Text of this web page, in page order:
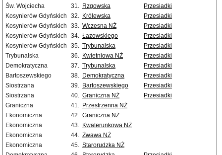
Św. Wojciecha
31. Rzgowska
Przesiadki
Kosynierów Gdyńskich
32. Królewska
Przesiadki
Kosynierów Gdyńskich
33. Wczesna NŻ
Przesiadki
Kosynierów Gdyńskich
34. Łazowskiego
Przesiadki
Kosynierów Gdyńskich
35. Trybunalska
Przesiadki
Trybunalska
36. Kwietniowa NŻ
Przesiadki
Demokratyczna
37. Trybunalska
Przesiadki
Bartoszewskiego
38. Demokratyczna
Przesiadki
Siostrzana
39. Bartoszewskiego
Przesiadki
Siostrzana
40. Graniczna NŻ
Przesiadki
Graniczna
41. Przestrzenna NŻ
Ekonomiczna
42. Graniczna NŻ
Ekonomiczna
43. Kwaterunkowa NŻ
Ekonomiczna
44. Żwawa NŻ
Ekonomiczna
45. Starorudzka NŻ